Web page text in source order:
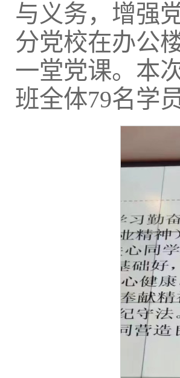
与义务，增强
分党校在办公
一堂党课。本
班全体79名学